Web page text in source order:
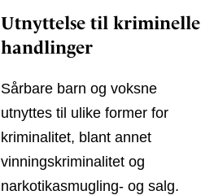
Utnyttelse til kriminelle
handlinger
Sårbare barn og voksne
utnyttes til ulike former for
kriminalitet, blant annet
vinningskriminalitet og
narkotikasmugling- og salg.